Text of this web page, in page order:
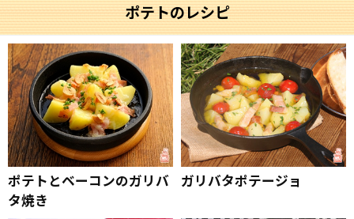
ポテトのレシピ
ポテトとベーコンのガリバ
タ焼き
ガリバタポテージョ